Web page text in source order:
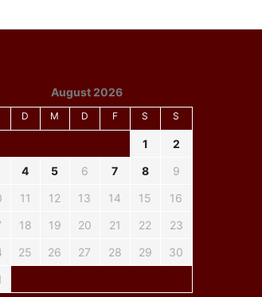
August 2026
D M D F S S
1
2
4 5 6 7 8
9
11 12 13 14 15
16
18 19 20 21 22
23
25 26 27 28 29
30